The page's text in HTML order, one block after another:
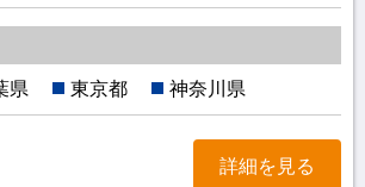
県 東京都 神奈川県
詳細を見る